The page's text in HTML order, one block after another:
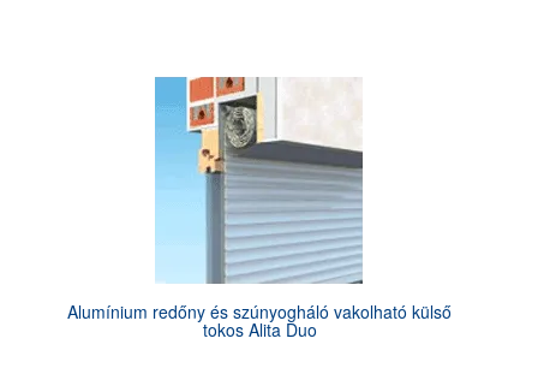
Alumínium redőny és szúnyogháló vakolható külső
tokos Alita Duo